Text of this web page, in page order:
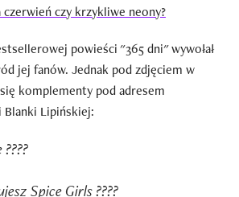
czy krzykliwe neony?
powieści "365 dni" wywołał
jej fanów. Jednak pod zdjęciem w
komplementy pod adresem
Blanki Lipińskiej:
Spice Girls ????